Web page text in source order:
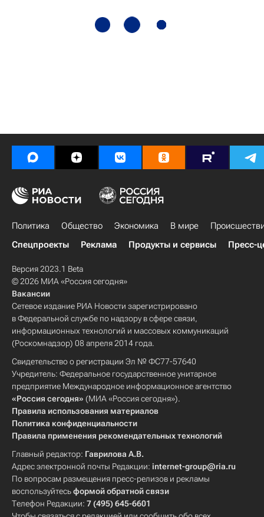
Политика Общество Экономика В мире
Спецпроекты
Реклама Продукты и сервисы Пресс-
Версия 2023.1 Beta
© 2026 МИА «Россия сегодня»
Вакансии
Сетевое издание РИА Новости зарегистрировано
в Федеральной службе по надзору в сфере связи,
информационных технологий и массовых коммуникаций
(Роскомнадзор) 08 апреля 2014 года.
Свидетельство о регистрации Эл № ФС77-57640
Учредитель: Федеральное государственное унитарное
предприятие Международное информационное агентство
«Россия сегодня» (МИА «Россия сегодня»).
Правила использования материалов
Политика конфиденциальности
Правила применения рекомендательных технологий
Главный редактор: Гаврилова А.В.
Адрес электронной почты Редакции: internet-group@ria.ru
По вопросам размещения пресс-релизов и рекламы
воспользуйтесьформой обратной связи
Телефон Редакции: 7 (495) 645-6601